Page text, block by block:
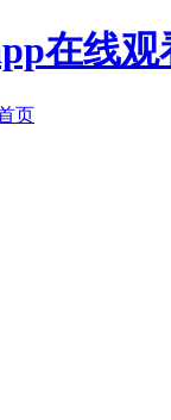
在线